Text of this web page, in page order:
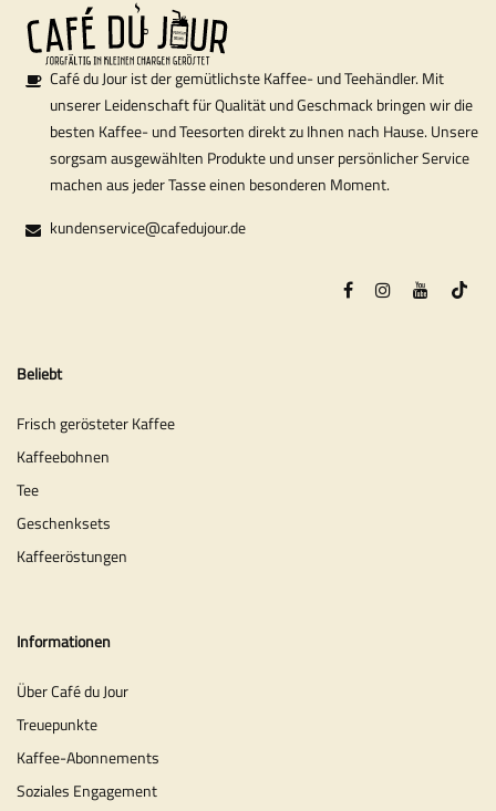
Café du Jour ist der gemütlichste Kaffee- und Teehändler. Mit
unserer Leidenschaft für Qualität und Geschmack bringen wir die
besten Kaffee- und Teesorten direkt zu Ihnen nach Hause. Unsere
sorgsam ausgewählten Produkte und unser persönlicher Service
machen aus jeder Tasse einen besonderen Moment.
kundenservice@cafedujour.de
Beliebt
Frisch gerösteter Kaffee
Kaffeebohnen
Tee
Geschenksets
Kaffeeröstungen
Informationen
Über Café du Jour
Treuepunkte
Kaffee-Abonnements
Soziales Engagement